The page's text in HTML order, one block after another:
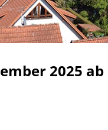
2025 ab